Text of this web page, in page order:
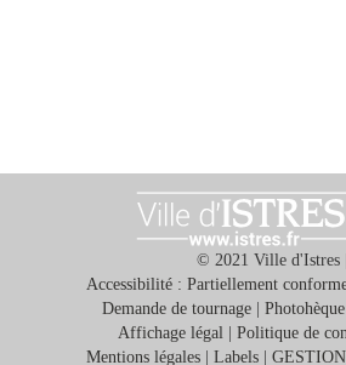
© 2021 Ville d'Istres |
Accessibilité : Partiellement
Demande de tournage|
Affichage légal
Politique de
Mentions légales
Labels